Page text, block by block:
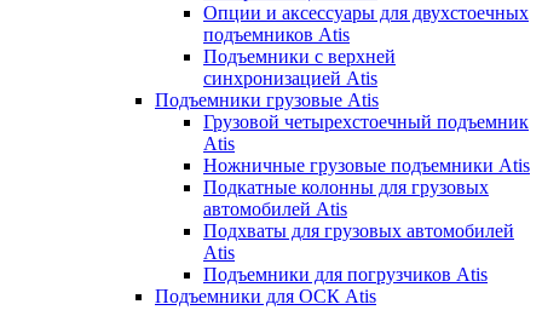
Опции и аксессуары для двухстоечных
подъемников Atis
Подъемники с верхней
синхронизацией Atis
Подъемники грузовые Atis
Грузовой четырехстоечный подъемник
Atis
Ножничные грузовые подъемники Atis
Подкатные колонны для грузовых
автомобилей Atis
Подхваты для грузовых автомобилей
Atis
Подъемники для погрузчиков Atis
Подъемники для ОСК Atis